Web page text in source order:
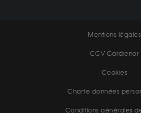
Mentions légales
CGV Gardienor
Cookies
Charte données
Conditions générales